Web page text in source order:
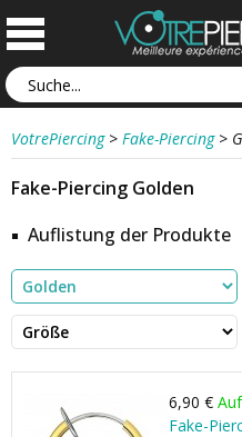
VotrePiercing > Fake-Piercing >
Fake-Piercing Golden
Auflistung der Produkte
6,90 €
Fake-